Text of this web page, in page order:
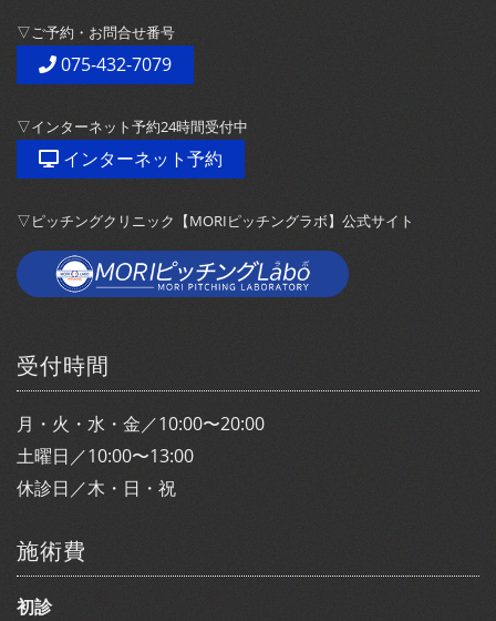
▽ご予約・お問合せ番号
075-432-7079
▽インターネット予約24時間受付中
インターネット予約
▽ピッチングクリニック【MORIピッチングラボ】公式サイト
受付時間
月・火・水・金／10:00〜20:00
土曜日／10:00〜13:00
休診日／木・日・祝
施術費
初診